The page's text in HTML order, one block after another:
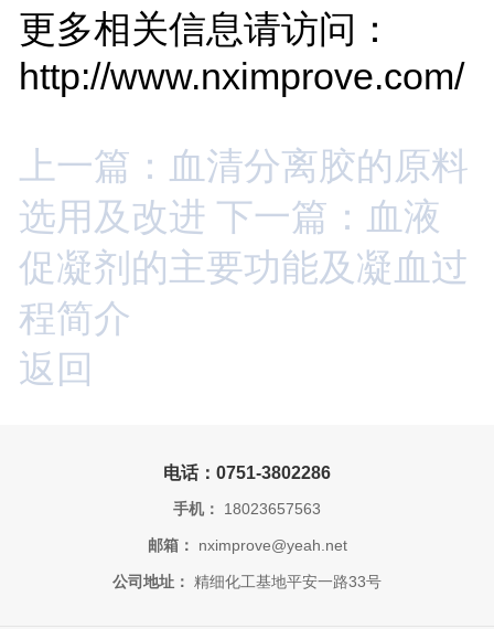
更多相关信息请访问：
http://www.nximprove.com/
上一篇：血清分离胶的原料
选用及改进 下一篇：血液
促凝剂的主要功能及凝血过
程简介
返回
电话：0751-3802286
手机： 18023657563
邮箱： nximprove@yeah.net
公司地址： 精细化工基地平安一路33号